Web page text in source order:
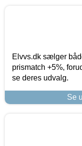
Elvvs.dk sælger
prismatch +5%,
se deres udvalg.
Se